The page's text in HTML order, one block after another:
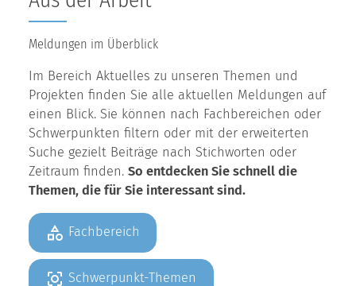
Meldungen im Überblick
Im Bereich Aktuelles zu unseren Themen und
Projekten finden Sie alle aktuellen Meldungen auf
einen Blick. Sie können nach Fachbereichen oder
Schwerpunkten filtern oder mit der erweiterten
Suche gezielt Beiträge nach Stichworten oder
Zeitraum finden. So entdecken Sie schnell die
Themen, die für Sie interessant sind.
Fachbereich
Schwerpunkt-Themen